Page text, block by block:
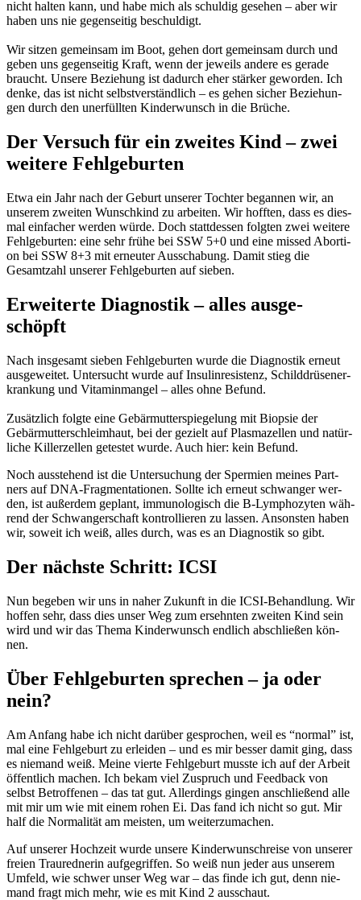
nicht hal­ten kann, und habe mich als schul­dig gese­hen – aber wir
haben uns nie gegen­sei­tig beschul­digt.
Wir sit­zen gemein­sam im Boot, gehen dort gemein­sam durch und
geben uns gegen­sei­tig Kraft, wenn der jeweils ande­re es gera­de
braucht. Unse­re Bezie­hung ist dadurch eher stär­ker gewor­den. Ich
den­ke, das ist nicht selbst­ver­ständ­lich – es gehen sicher Bezie­hun­
gen durch den uner­füll­ten Kin­der­wunsch in die Brü­che.
Der Ver­such für ein zwei­tes Kind – zwei
wei­te­re Fehl­ge­bur­ten
Etwa ein Jahr nach der Geburt unse­rer Toch­ter began­nen wir, an
unse­rem zwei­ten Wunsch­kind zu arbei­ten. Wir hoff­ten, dass es dies­
mal ein­fa­cher wer­den wür­de. Doch statt­des­sen folg­ten zwei wei­te­re
Fehl­ge­bur­ten: eine sehr frü­he bei SSW 5+0 und eine missed Abor­ti­
on bei SSW 8+3 mit erneu­ter Aus­scha­bung. Damit stieg die
Gesamt­zahl unse­rer Fehl­ge­bur­ten auf sie­ben.
Erwei­ter­te Dia­gnos­tik – alles aus­ge­
schöpft
Nach ins­ge­samt sie­ben Fehl­ge­bur­ten wur­de die Dia­gnos­tik erneut
aus­ge­wei­tet. Unter­sucht wur­de auf Insu­lin­re­sis­tenz, Schild­drü­sen­er­
kran­kung und Vit­amin­man­gel – alles ohne Befund.
Zusätz­lich folg­te eine Gebär­mut­ter­spie­ge­lung mit Biop­sie der
Gebär­mut­ter­schleim­haut, bei der gezielt auf Plas­ma­zel­len und natür­
li­che Kil­ler­zel­len getes­tet wur­de. Auch hier: kein Befund.
Noch aus­ste­hend ist die Unter­su­chung der Sper­mi­en mei­nes Part­
ners auf DNA-Frag­men­ta­tio­nen. Soll­te ich erneut schwan­ger wer­
den, ist außer­dem geplant, immu­no­lo­gisch die B‑Lymphozyten wäh­
rend der Schwan­ger­schaft kon­trol­lie­ren zu las­sen. Ansons­ten haben
wir, soweit ich weiß, alles durch, was es an Dia­gnos­tik so gibt.
Der nächs­te Schritt: ICSI
Nun bege­ben wir uns in naher Zukunft in die ICSI-Behand­lung. Wir
hof­fen sehr, dass dies unser Weg zum ersehn­ten zwei­ten Kind sein
wird und wir das The­ma Kin­der­wunsch end­lich abschlie­ßen kön­
nen.
Über Fehl­ge­bur­ten spre­chen – ja oder
nein?
Am Anfang habe ich nicht dar­über gespro­chen, weil es “nor­mal” ist,
mal eine Fehl­ge­burt zu erlei­den – und es mir bes­ser damit ging, dass
es nie­mand weiß. Mei­ne vier­te Fehl­ge­burt muss­te ich auf der Arbeit
öffent­lich machen. Ich bekam viel Zuspruch und Feed­back von
selbst Betrof­fe­nen – das tat gut. Aller­dings gin­gen anschlie­ßend alle
mit mir um wie mit einem rohen Ei. Das fand ich nicht so gut. Mir
half die Nor­ma­li­tät am meis­ten, um wei­ter­zu­ma­chen.
Auf unse­rer Hoch­zeit wur­de unse­re Kin­der­wunschrei­se von unse­rer
frei­en Trau­red­ne­rin auf­ge­grif­fen. So weiß nun jeder aus unse­rem
Umfeld, wie schwer unser Weg war – das fin­de ich gut, denn nie­
mand fragt mich mehr, wie es mit Kind 2 aus­schaut.